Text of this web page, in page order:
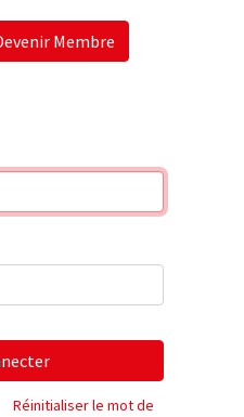
Membre
Réinitialiser le mot de